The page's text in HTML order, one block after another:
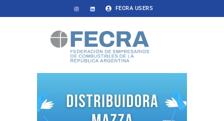
FECRA USERS